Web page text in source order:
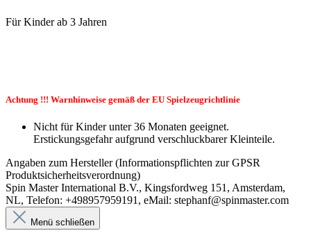
Für Kinder ab 3 Jahren
Achtung !!! Warnhinweise gemäß der EU Spielzeugrichtlinie
Nicht für Kinder unter 36 Monaten geeignet.
Erstickungsgefahr aufgrund verschluckbarer Kleinteile.
Angaben zum Hersteller (Informationspflichten zur GPSR
Produktsicherheitsverordnung)
Spin Master International B.V., Kingsfordweg 151, Amsterdam,
NL, Telefon: +498957959191, eMail: stephanf@spinmaster.com
Menü schließen